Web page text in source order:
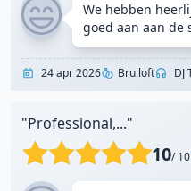
We hebben
goed aan aan de
24 apr 2026 Bruiloft DJ
"Professional,..."
10/ 10